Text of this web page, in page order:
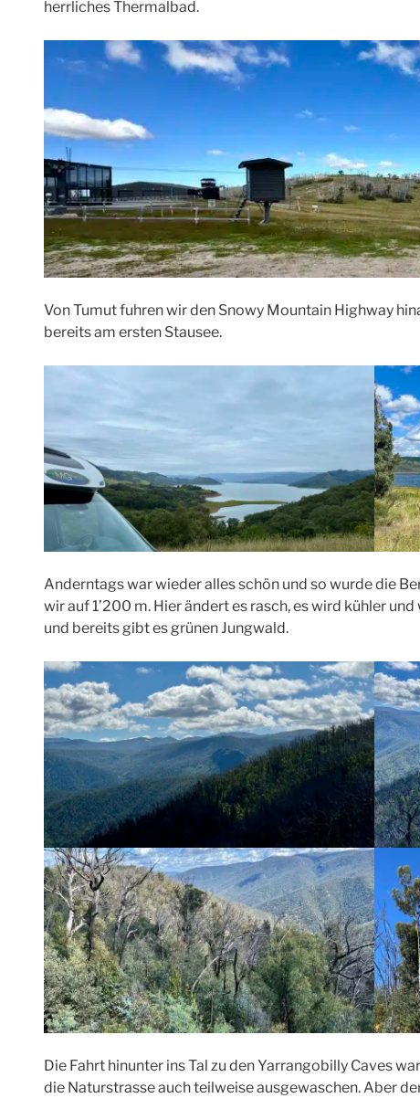
herrliches Thermalbad.
Von Tumut fuhren wir den Snowy Mountain Highway
bereits am ersten Stausee.
Anderntags war wieder alles schön und so wurde die
wir auf 1’200 m. Hier ändert es rasch, es wird kühler
und bereits gibt es grünen Jungwald.
Die Fahrt hinunter ins Tal zu den Yarrangobilly Caves
die Naturstrasse auch teilweise ausgewaschen. Aber